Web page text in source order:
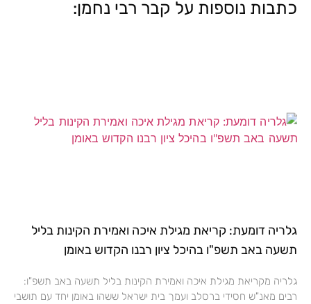
כתבות נוספות על קבר רבי נחמן:
גלריה דומעת: קריאת מגילת איכה ואמירת הקינות בליל
תשעה באב תשפ"ו בהיכל ציון רבנו הקדוש באומן
גלריה מקריאת מגילת איכה ואמירת הקינות בליל תשעה באב תשפ"ו:
רבים מאנ"ש חסידי ברסלב ועמך בית ישראל ששהו באומן יחד עם תושבי